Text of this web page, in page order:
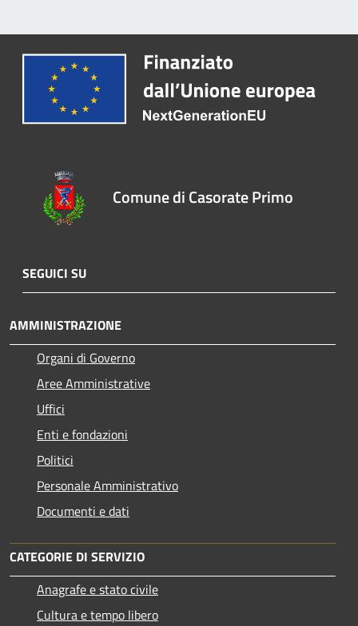
Comune di Casorate Primo
SEGUICI SU
AMMINISTRAZIONE
Organi di Governo
Aree Amministrative
Uffici
Enti e fondazioni
Politici
Personale Amministrativo
Documenti e dati
CATEGORIE DI SERVIZIO
Anagrafe e stato civile
Cultura e tempo libero